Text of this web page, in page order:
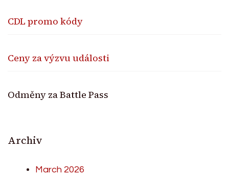
CDL promo kódy
Ceny za výzvu události
Odměny za Battle Pass
Archiv
March 2026